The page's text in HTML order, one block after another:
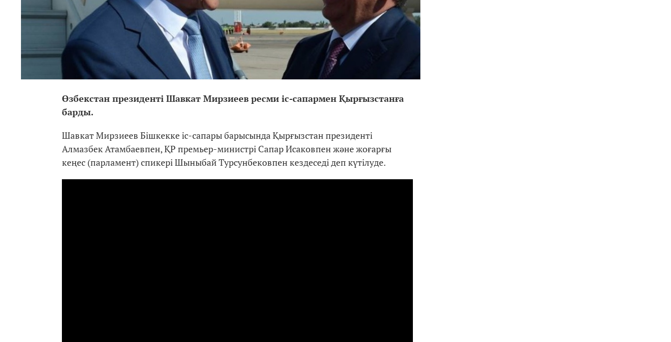
Өзбекстан президенті Шавкат Мирзиеев ресми іс-сапармен Қырғызстанға
барды.
Шавкат Мирзиеев Бішкекке іс-сапары барысында Қырғызстан президенті
Алмазбек Атамбаевпен, ҚР премьер-министрі Сапар Исаковпен және жоғарғы
кеңес (парламент) спикері Шыныбай Турсунбековпен кездеседі деп күтілуде.